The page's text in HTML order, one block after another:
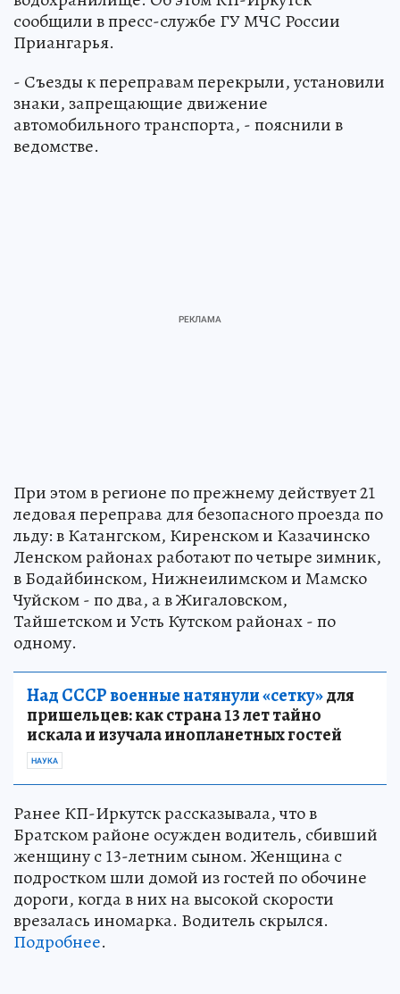
сообщили в пресс-службе ГУ МЧС России
Приангарья.
- Съезды к переправам перекрыли, установили
знаки, запрещающие движение
автомобильного транспорта, - пояснили в
ведомстве.
При этом в регионе по прежнему действует 21
ледовая переправа для безопасного проезда по
льду: в Катангском, Киренском и Казачинско
Ленском районах работают по четыре зимник,
в Бодайбинском, Нижнеилимском и Мамско
Чуйском - по два, а в Жигаловском,
Тайшетском и Усть Кутском районах - по
одному.
Над СССР военные натянули «сетку»для
пришельцев: как страна 13 лет тайно
искала и изучала инопланетных гостей
НАУКА
Ранее КП-Иркутск рассказывала, что в
Братском районе осужден водитель, сбивший
женщину с 13-летним сыном. Женщина с
подростком шли домой из гостей по обочине
дороги, когда в них на высокой скорости
врезалась иномарка. Водитель скрылся.
Подробнее.